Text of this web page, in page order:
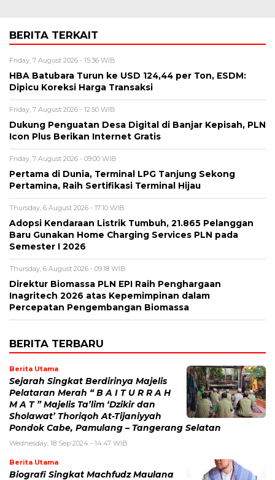
BERITA TERKAIT
Friday, 7 August 2026 - 15:36 WIB
HBA Batubara Turun ke USD 124,44 per Ton, ESDM:
Dipicu Koreksi Harga Transaksi
Friday, 7 August 2026 - 12:50 WIB
Dukung Penguatan Desa Digital di Banjar Kepisah, PLN
Icon Plus Berikan Internet Gratis
Friday, 7 August 2026 - 09:00 WIB
Pertama di Dunia, Terminal LPG Tanjung Sekong
Pertamina, Raih Sertifikasi Terminal Hijau
Thursday, 6 August 2026 - 17:10 WIB
Adopsi Kendaraan Listrik Tumbuh, 21.865 Pelanggan
Baru Gunakan Home Charging Services PLN pada
Semester I 2026
Thursday, 6 August 2026 - 09:18 WIB
Direktur Biomassa PLN EPI Raih Penghargaan
Inagritech 2026 atas Kepemimpinan dalam
Percepatan Pengembangan Biomassa
BERITA TERBARU
Berita Utama
Sejarah Singkat Berdirinya Majelis
Pelataran Merah “ B A I T U R R A H
M A T ” Majelis Ta’lim ‘Dzikir dan
Sholawat’ Thoriqoh At-Tijaniyyah
Pondok Cabe, Pamulang – Tangerang Selatan
Wednesday, 18 Sep 2024 - 14:47 WIB
Berita Utama
Biografi Singkat Machfudz Maulana